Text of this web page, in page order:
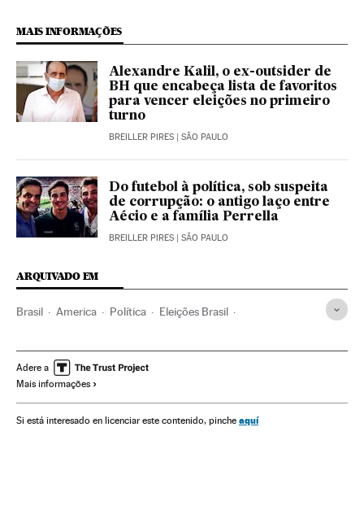
MAIS INFORMAÇÕES
Alexandre Kalil, o ex-outsider de
BH que encabeça lista de favoritos
para vencer eleições no primeiro
turno
BREILLER PIRES | SÃO PAULO
Do futebol à política, sob suspeita
de corrupção: o antigo laço entre
Aécio e a família Perrella
BREILLER PIRES | SÃO PAULO
ARQUIVADO EM
Brasil America Política Eleições Brasil
Belo Horizonte Políticos
Parentesco
Legislaturas políticas Patrus Ananias de Souza
Adere a
Mais informações
Si está interesado en licenciar este contenido, pinche aquí